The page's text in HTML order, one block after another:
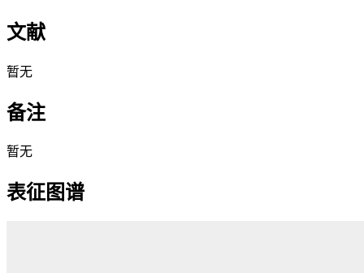
文献
暂无
备注
暂无
表征图谱